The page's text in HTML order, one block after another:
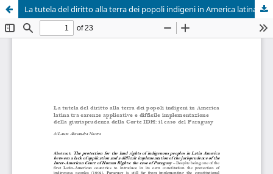
La tutela del diritto alla terra dei popoli indigeni in America latina tra carenze applicative e difficile implementazione della giurisprudenza della Corte IDH: il caso del Paraguay